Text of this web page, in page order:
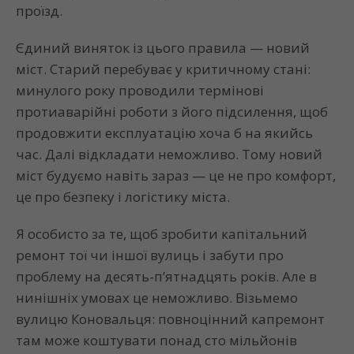
проїзд.
Єдиний виняток із цього правила — новий
міст. Старий перебуває у критичному стані:
минулого року проводили термінові
протиаварійні роботи з його підсилення, щоб
продовжити експлуатацію хоча б на якийсь
час. Далі відкладати неможливо. Тому новий
міст будуємо навіть зараз — це не про комфорт,
це про безпеку і логістику міста.
Я особисто за те, щоб зробити капітальний
ремонт тої чи іншої вулиць і забути про
проблему на десять-п’ятнадцять років. Але в
нинішніх умовах це неможливо. Візьмемо
вулицю Коновальця: повноцінний капремонт
там може коштувати понад сто мільйонів